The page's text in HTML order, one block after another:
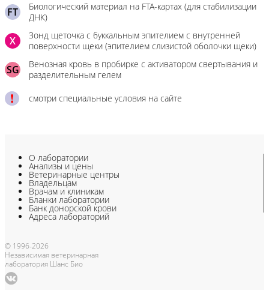
FT
Биологический материал на FTA-картах (для стабилизации
ДНК)
X
Зонд щеточка с буккальным эпителием с внутренней
поверхности щеки (эпителием слизистой оболочки щеки)
SG
Венозная кровь в пробирке с активатором свертывания и
разделительным гелем
смотри специальные условия на сайте
О лаборатории
Анализы и цены
Ветеринарные центры
Владельцам
Врачам и клиникам
Бланки лаборатории
Банк донорской крови
Адреса лабораторий
© 1996-2026
Независимая ветеринарная
лаборатория Шанс Био